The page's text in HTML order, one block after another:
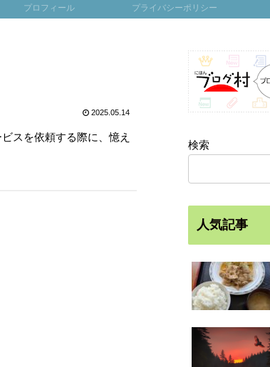
プロフィール
プライバシーポリシー
2025.05.14
スを依頼する際に、憶え
検索
人気記事